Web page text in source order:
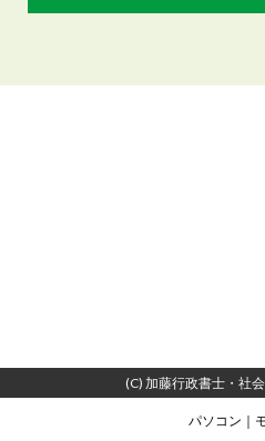
(C) 加藤行政書士・社
パソコン ｜